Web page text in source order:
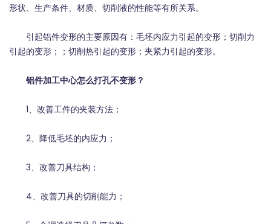
形状、生产条件、材质、切削液的性能等有所关系。
引起铝件变形的主要原因有：毛坯内应力引起的变形；切削力
引起的变形；；切削热引起的变形；夹紧力引起的变形。
铝件加工中心怎么打孔不变形？
1、改善工件的夹装方法；
2、降低毛坯的内应力；
3、改善刀具结构；
4、改善刀具的切削能力；